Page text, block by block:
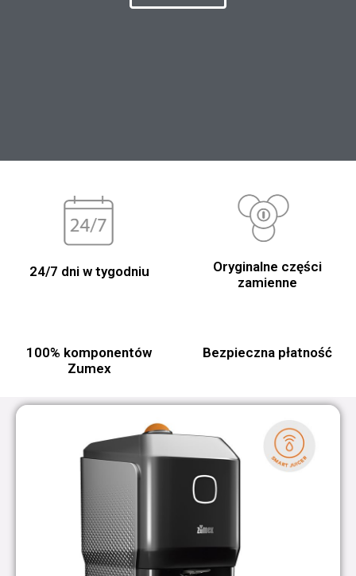
24/7 dni w tygodniu
Oryginalne części
zamienne
100% komponentów
Zumex
Bezpieczna płatność